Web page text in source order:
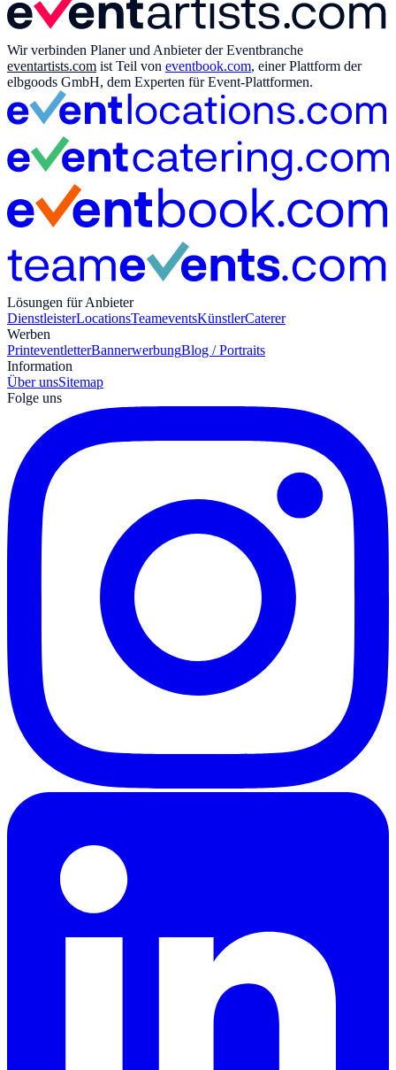
Wir verbinden Planer und Anbieter der Eventbranche
eventartists.com ist Teil von eventbook.com, einer Plattform der
elbgoods GmbH, dem Experten für Event-Plattformen.
Lösungen für Anbieter
DienstleisterLocationsTeameventsKünstlerCaterer
Werben
PrinteventletterBannerwerbungBlog / Portraits
Information
Über unsSitemap
Folge uns